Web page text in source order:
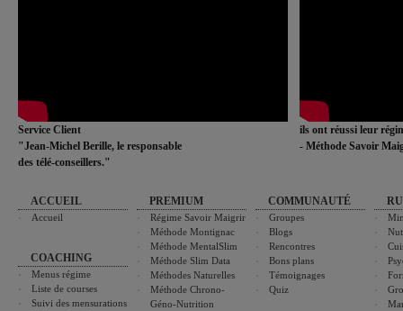
Service Client
"Jean-Michel Berille, le responsable
des télé-conseillers."
ils ont réussi leur
- Méthode Savoir
ACCUEIL
Accueil
COACHING
Menus régime
Liste de courses
Suivi des mensurations
PREMIUM
Régime Savoir Maigrir
Méthode Montignac
Méthode MentalSlim
Méthode Slim Data
Méthodes Naturelles
Méthode Chrono-
Géno-Nutrition
COMMUNAUTÉ
Groupes
Blogs
Rencontres
Bons plans
Témoignages
Quiz